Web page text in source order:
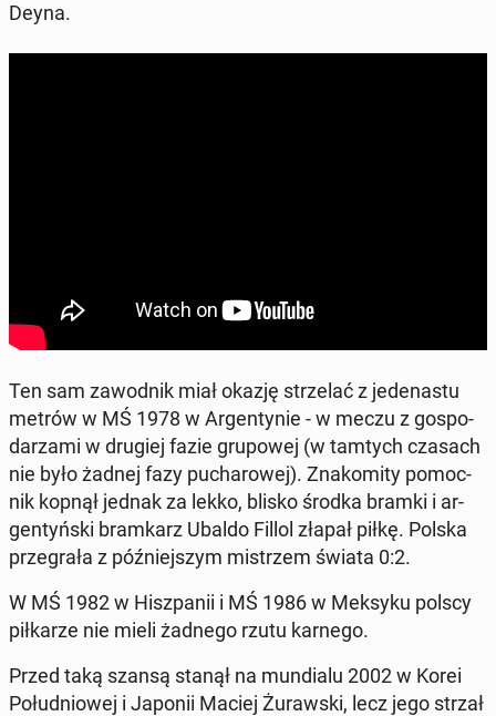
Deyna.
Ten sam za­wod­nik miał okazję strze­lać z je­de­na­stu
metrów w MŚ 1978 w Ar­gen­ty­nie - w meczu z go­spo­
da­rza­mi w drugiej fazie gru­po­wej (w tamtych czasach
nie było żadnej fazy pu­cha­ro­wej). Zna­ko­mi­ty po­moc­
nik kopnął jednak za lekko, blisko środka bramki i ar­
gen­tyń­ski bram­karz Ubaldo Fillol złapał piłkę. Polska
prze­gra­ła z póź­niej­szym mi­strzem świata 0:2.
W MŚ 1982 w Hisz­pa­nii i MŚ 1986 w Meksyku polscy
pił­ka­rze nie mieli żadnego rzutu karnego.
Przed taką szansą stanął na mun­dia­lu 2002 w Korei
Po­łu­dnio­wej i Japonii Maciej Żu­raw­ski, lecz jego strzał